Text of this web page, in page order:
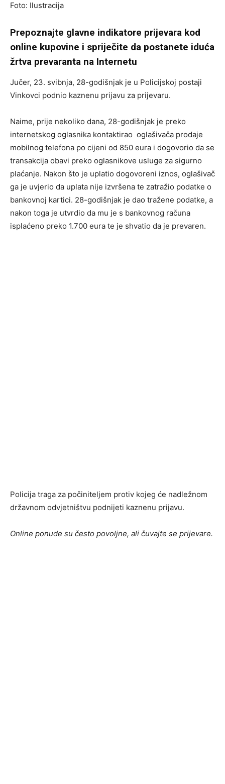
Foto: Ilustracija
Prepoznajte glavne indikatore prijevara kod
online kupovine i spriječite da postanete iduća
žrtva prevaranta na Internetu
Jučer, 23. svibnja, 28-godišnjak je u Policijskoj postaji
Vinkovci podnio kaznenu prijavu za prijevaru.
Naime, prije nekoliko dana, 28-godišnjak je preko
internetskog oglasnika kontaktirao oglašivača prodaje
mobilnog telefona po cijeni od 850 eura i dogovorio da se
transakcija obavi preko oglasnikove usluge za sigurno
plaćanje. Nakon što je uplatio dogovoreni iznos, oglašivač
ga je uvjerio da uplata nije izvršena te zatražio podatke o
bankovnoj kartici. 28-godišnjak je dao tražene podatke, a
nakon toga je utvrdio da mu je s bankovnog računa
isplaćeno preko 1.700 eura te je shvatio da je prevaren.
Policija traga za počiniteljem protiv kojeg će nadležnom
državnom odvjetništvu podnijeti kaznenu prijavu.
Online ponude su često povoljne, ali čuvajte se prijevare.